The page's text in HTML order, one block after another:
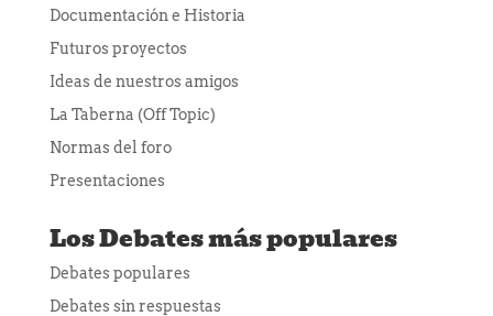
Documentación e Historia
Futuros proyectos
Ideas de nuestros amigos
La Taberna (Off Topic)
Normas del foro
Presentaciones
Los Debates más populares
Debates populares
Debates sin respuestas